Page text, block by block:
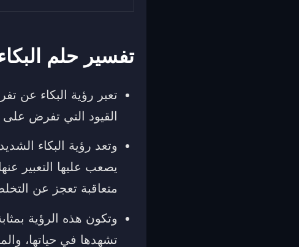
تفسير حلم
تعبر رؤية البكاء عن
القيود التي تفرض على
وتعد رؤية البكاء
يصعب عليها التعبير
متعاقبة تعجز عن
وتكون هذه الرؤية
تشهدها في حياتها،